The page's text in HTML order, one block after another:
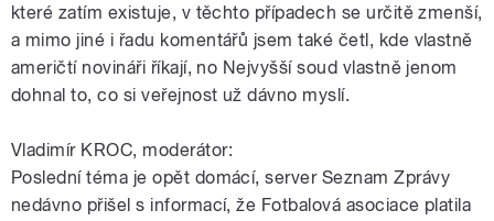
které zatím existuje, v těchto případech se určitě zmenší,
a mimo jiné i řadu komentářů jsem také četl, kde vlastně
američtí novináři říkají, no Nejvyšší soud vlastně jenom
dohnal to, co si veřejnost už dávno myslí.
Vladimír KROC, moderátor:
Poslední téma je opět domácí, server Seznam Zprávy
nedávno přišel s informací, že Fotbalová asociace platila